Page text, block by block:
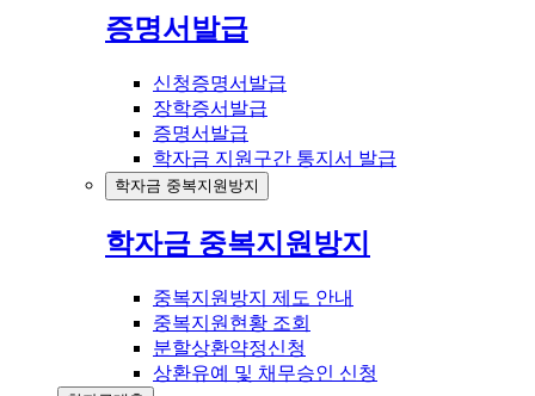
증명서발급
신청증명서발급
장학증서발급
증명서발급
학자금 지원구간 통지서 발급
학자금 중복지원방지
학자금 중복지원방지
중복지원방지 제도 안내
중복지원현황 조회
분할상환약정신청
상환유예 및 채무승인 신청